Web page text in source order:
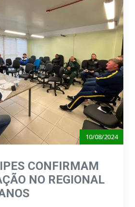
10/08/2024
CONFIRMAM
NO REGIONAL